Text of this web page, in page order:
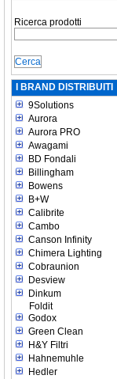
Ricerca prodotti
I BRAND DISTRIBUITI
9Solutions
Aurora
Aurora PRO
Awagami
BD Fondali
Billingham
Bowens
B+W
Calibrite
Cambo
Canson Infinity
Chimera Lighting
Cobraunion
Desview
Dinkum
Foldit
Godox
Green Clean
H&Y Filtri
Hahnemuhle
Hedler